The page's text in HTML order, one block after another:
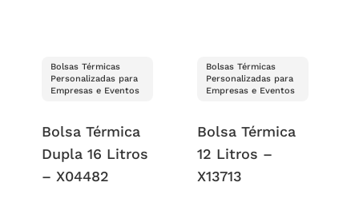
Bolsas Térmicas
Personalizadas para
Empresas e Eventos
Bolsa Térmica
Dupla 16 Litros
– X04482
Bolsas Térmicas
Personalizadas para
Empresas e Eventos
Bolsa Térmica
12 Litros –
X13713